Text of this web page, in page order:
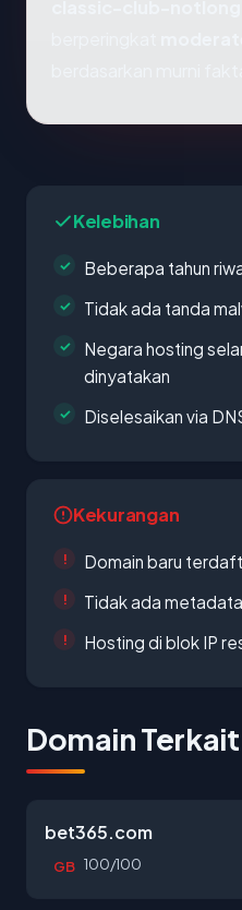
Kelebihan
Beberapa tahun
Tidak ada tanda
Negara hosting
dinyatakan
Diselesaikan via
Kekurangan
Domain baru
Tidak ada
Hosting di blok IP
Domain Terkait
bet365.com
GB 100/100